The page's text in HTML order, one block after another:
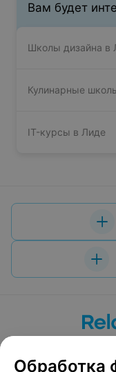
Вам будет
Школы дизайна в
Кулинарные
IT-курсы в Лиде
Вакансии
Обработка